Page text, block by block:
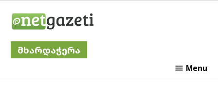
მხარდაჭერა
Menu